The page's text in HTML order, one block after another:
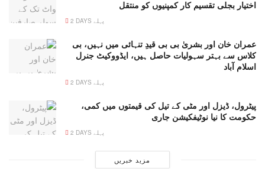
اختیار بجلی تقسیم کار کمپنیوں کو منتقل
2 DAYS پہلے
عمران خان اور بشریٰ بی بی قیدِ تنہائی میں نہیں، بی
کلاس سے بہتر سہولیات حاصل ہیں، ایڈووکیٹ جنرل
اسلام آباد
2 DAYS پہلے
پیٹرول، ڈیزل اور مٹی کے تیل کی قیمتوں میں کمی،
حکومت کا نیا نوٹیفکیشن جاری
2 DAYS پہلے
مزید خبریں